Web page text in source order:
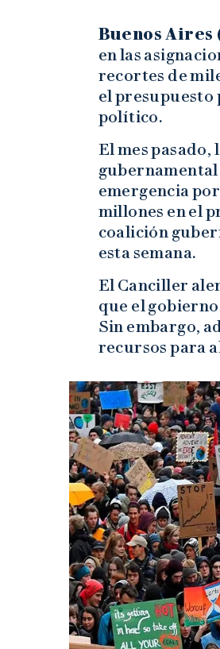
Buenos Aires
en las
recortes de
el presupuesto
político.
El mes
emergencia
millones en el
coalición
esta semana.
El Canciller
que el
Sin embargo,
recursos para